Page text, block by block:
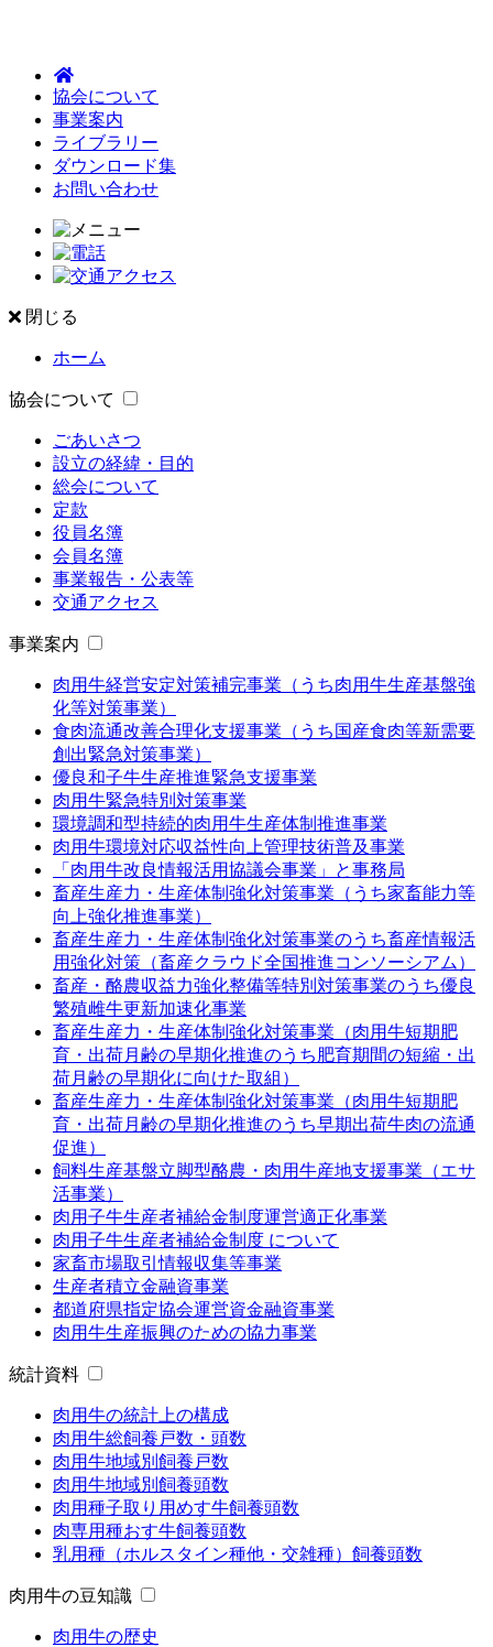
協会について
事業案内
ライブラリー
ダウンロード集
お問い合わせ
閉じる
ホーム
協会について
ごあいさつ
設立の経緯・目的
総会について
定款
役員名簿
会員名簿
事業報告・公表等
交通アクセス
事業案内
肉用牛経営安定対策補完事業（うち肉用牛生産基盤強
化等対策事業）
食肉流通改善合理化支援事業（うち国産食肉等新需要
創出緊急対策事業）
優良和子牛生産推進緊急支援事業
肉用牛緊急特別対策事業
環境調和型持続的肉用牛生産体制推進事業
肉用牛環境対応収益性向上管理技術普及事業
「肉用牛改良情報活用協議会事業」と事務局
畜産生産力・生産体制強化対策事業（うち家畜能力等
向上強化推進事業）
畜産生産力・生産体制強化対策事業のうち畜産情報活
用強化対策（畜産クラウド全国推進コンソーシアム）
畜産・酪農収益力強化整備等特別対策事業のうち優良
繁殖雌牛更新加速化事業
畜産生産力・生産体制強化対策事業（肉用牛短期肥
育・出荷月齢の早期化推進のうち肥育期間の短縮・出
荷月齢の早期化に向けた取組）
畜産生産力・生産体制強化対策事業（肉用牛短期肥
育・出荷月齢の早期化推進のうち早期出荷牛肉の流通
促進）
飼料生産基盤立脚型酪農・肉用牛産地支援事業（エサ
活事業）
肉用子牛生産者補給金制度運営適正化事業
肉用子牛生産者補給金制度 について
家畜市場取引情報収集等事業
生産者積立金融資事業
都道府県指定協会運営資金融資事業
肉用牛生産振興のための協力事業
統計資料
肉用牛の統計上の構成
肉用牛総飼養戸数・頭数
肉用牛地域別飼養戸数
肉用牛地域別飼養頭数
肉用種子取り用めす牛飼養頭数
肉専用種おす牛飼養頭数
乳用種（ホルスタイン種他・交雑種）飼養頭数
肉用牛の豆知識
肉用牛の歴史